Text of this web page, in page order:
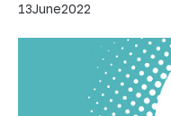
13June2022